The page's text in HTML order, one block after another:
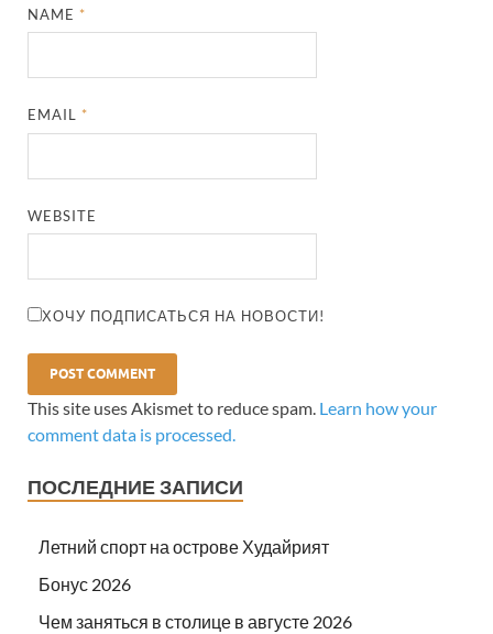
NAME *
EMAIL *
WEBSITE
ХОЧУ ПОДПИСАТЬСЯ НА НОВОСТИ!
This site uses Akismet to reduce spam. Learn how your
comment data is processed.
ПОСЛЕДНИЕ ЗАПИСИ
Летний спорт на острове Худайрият
Бонус 2026
Чем заняться в столице в августе 2026